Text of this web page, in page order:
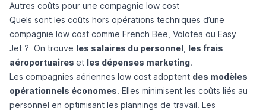
Autres coûts pour une compagnie low cost
Quels sont les coûts hors opérations techniques d’une
compagnie low cost comme French Bee Volotea ou Easy
Jet ? On trouve les salaires du personnel les frais
aéroportuaires et les dépenses marketing.
Les compagnies aériennes low cost adoptent des modèles
opérationnels économes. Elles minimisent les coûts liés au
personnel en optimisant les plannings de travail. Les